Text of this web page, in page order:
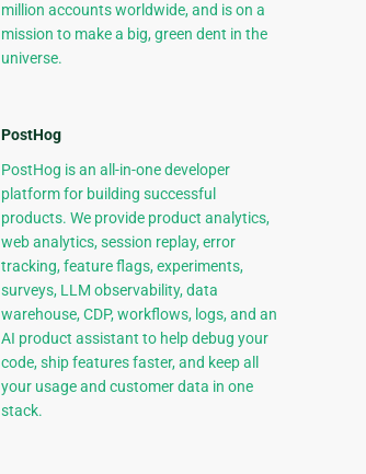
million accounts worldwide, and is on a
mission to make a big, green dent in the
universe.
PostHog
PostHog is an all-in-one developer
platform for building successful
products. We provide product analytics,
web analytics, session replay, error
tracking, feature flags, experiments,
surveys, LLM observability, data
warehouse, CDP, workflows, logs, and an
AI product assistant to help debug your
code, ship features faster, and keep all
your usage and customer data in one
stack.